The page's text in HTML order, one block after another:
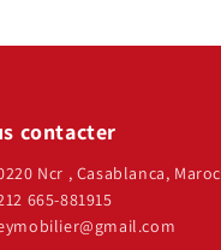
contacter
Ncr , Casablanca, Maroc
665-881915